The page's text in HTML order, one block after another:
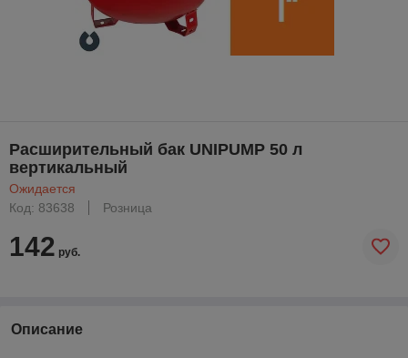
Расширительный бак UNIPUMP 50 л
вертикальный
Ожидается
Код: 83638
Розница
142 руб.
Описание